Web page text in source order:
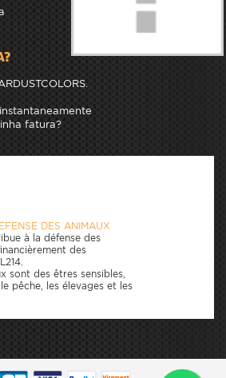
fatura?
DES ANIMAUX
à la défense des
des
sont des êtres sensibles,
pêche, les élevages et les